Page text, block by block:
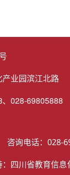
业园滨江北路
028-69805888
咨询电话：
四川省教育信